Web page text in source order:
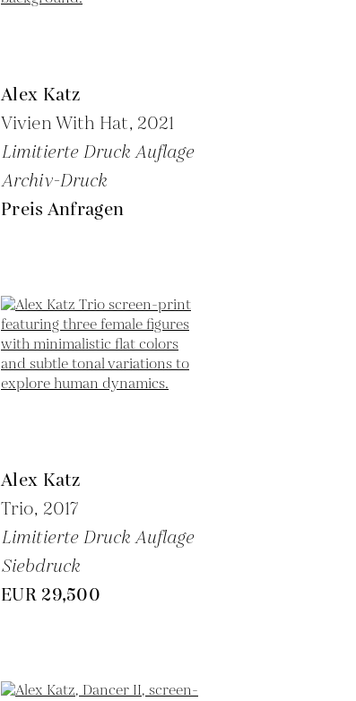
Alex Katz
Vivien With Hat, 2021
Limitierte Druck Auflage
Archiv-Druck
Preis Anfragen
Alex Katz
Trio, 2017
Limitierte Druck Auflage
Siebdruck
EUR 29,500